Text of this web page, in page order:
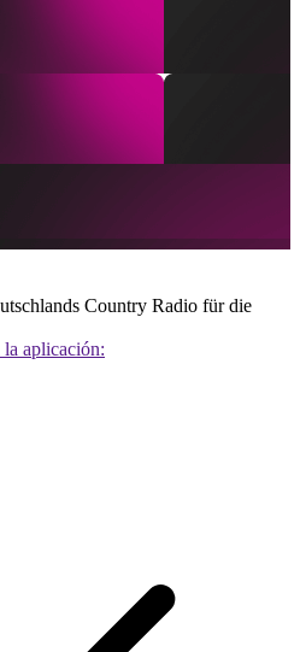
Country Radio für die
la aplicación: